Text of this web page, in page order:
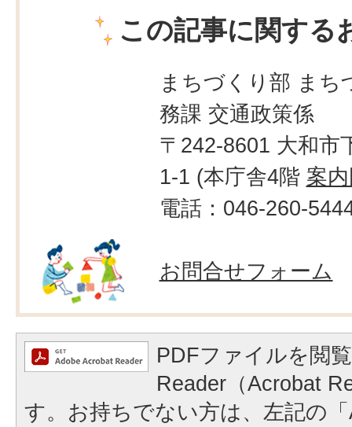
この記事に関する
まちづくり部 まち
務課 交通政策係
〒242-8601 大和市
1-1 (本庁舎4階 案
電話：046-260-
お問合せフォーム
PDFファイルを閲
Reader（Acrobat
す。お持ちでない方は、左記の